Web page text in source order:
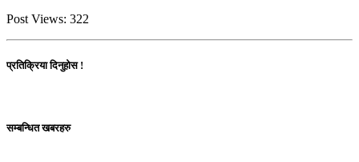
Post Views: 322
प्रतिक्रिया दिनुहोस !
सम्बन्धित खबरहरु